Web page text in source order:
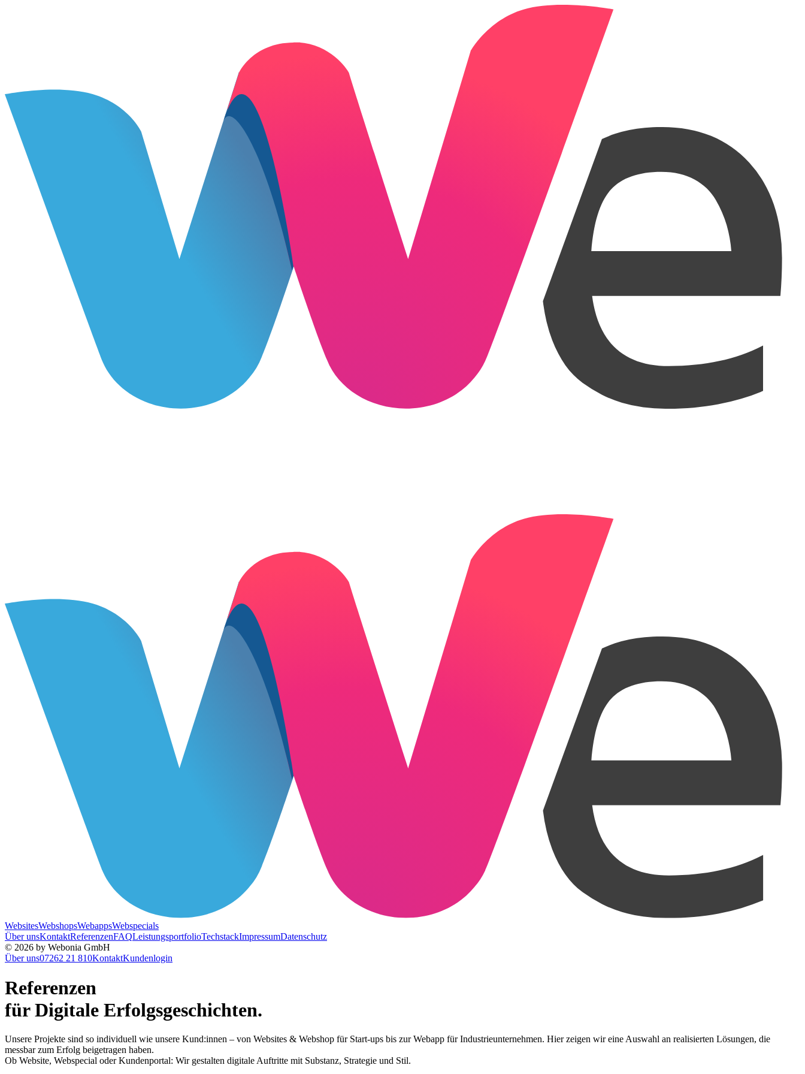
WebsitesWebshopsWebappsWebspecials
Über unsKontaktReferenzenFAQLeistungsportfolioTechstackImpressumDatenschutz
© 2026 by Webonia GmbH
Über uns07262 21 810KontaktKundenlogin
Referenzen
für Digitale Erfolgsgeschichten.
Unsere Projekte sind so individuell wie unsere Kund:innen – von Websites & Webshop für Start-ups bis zur Webapp für Industrieunternehmen. Hier zeigen wir eine Auswahl an realisierten Lösungen, die
messbar zum Erfolg beigetragen haben.
Ob Website, Webspecial oder Kundenportal: Wir gestalten digitale Auftritte mit Substanz, Strategie und Stil.